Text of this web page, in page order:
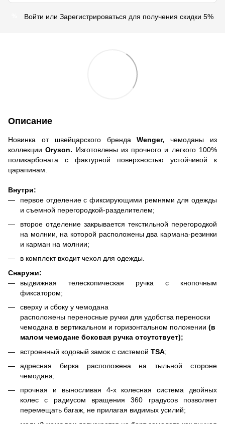
Войти или Зарегистрироваться для получения скидки 5%
Описание
Новинка от швейцарского бренда Wenger,чемоданы из
коллекции Oryson. Изготовлены из прочного и легкого 100%
поликарбоната с фактурной поверхностью устойчивой к
царапинам.
Внутри:
первое отделение с фиксирующими ремнями для одежды
и съемной перегородкой-разделителем;
второе отделение закрывается текстильной перегородкой
на молнии, на которой расположены два кармана-резинки
и карман на молнии;
в комплект входит чехол для одежды.
Снаружи:
выдвижная телескопическая ручка с кнопочным
фиксатором;
сверху и сбоку у чемодана
расположены переносные ручки для удобства переноски
чемодана в вертикальном и горизонтальном положении (в
малом чемодане боковая ручка отсутствует);
встроенный кодовый замок с системой TSA;
адресная бирка расположена на тыльной стороне
чемодана;
прочная и выносливая 4-х колесная система двойных
колес с радиусом вращения 360 градусов позволяет
перемещать багаж, не прилагая видимых усилий;